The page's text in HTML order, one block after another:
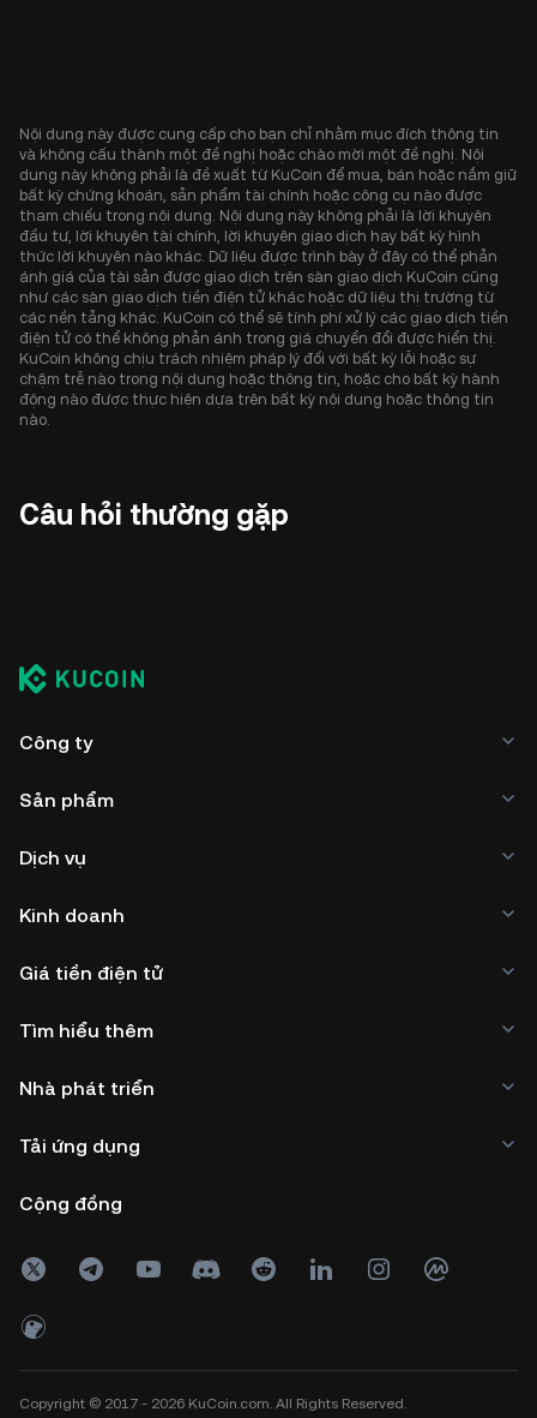
Nội dung này được cung cấp cho bạn chỉ nhằm mục đích thông tin
và không cấu thành một đề nghị hoặc chào mời một đề nghị. Nội
dung này không phải là đề xuất từ KuCoin để mua, bán hoặc nắm giữ
bất kỳ chứng khoán, sản phẩm tài chính hoặc công cụ nào được
tham chiếu trong nội dung. Nội dung này không phải là lời khuyên
đầu tư, lời khuyên tài chính, lời khuyên giao dịch hay bất kỳ hình
thức lời khuyên nào khác. Dữ liệu được trình bày ở đây có thể phản
ánh giá của tài sản được giao dịch trên sàn giao dịch KuCoin cũng
như các sàn giao dịch tiền điện tử khác hoặc dữ liệu thị trường từ
các nền tảng khác. KuCoin có thể sẽ tính phí xử lý các giao dịch tiền
điện tử có thể không phản ánh trong giá chuyển đổi được hiển thị.
KuCoin không chịu trách nhiệm pháp lý đối với bất kỳ lỗi hoặc sự
chậm trễ nào trong nội dung hoặc thông tin, hoặc cho bất kỳ hành
động nào được thực hiện dựa trên bất kỳ nội dung hoặc thông tin
nào.
Câu hỏi thường gặp
Công ty
Sản phẩm
Dịch vụ
Kinh doanh
Giá tiền điện tử
Tìm hiểu thêm
Nhà phát triển
Tải ứng dụng
Cộng đồng
Copyright © 2017 - 2026 KuCoin.com. All Rights Reserved.